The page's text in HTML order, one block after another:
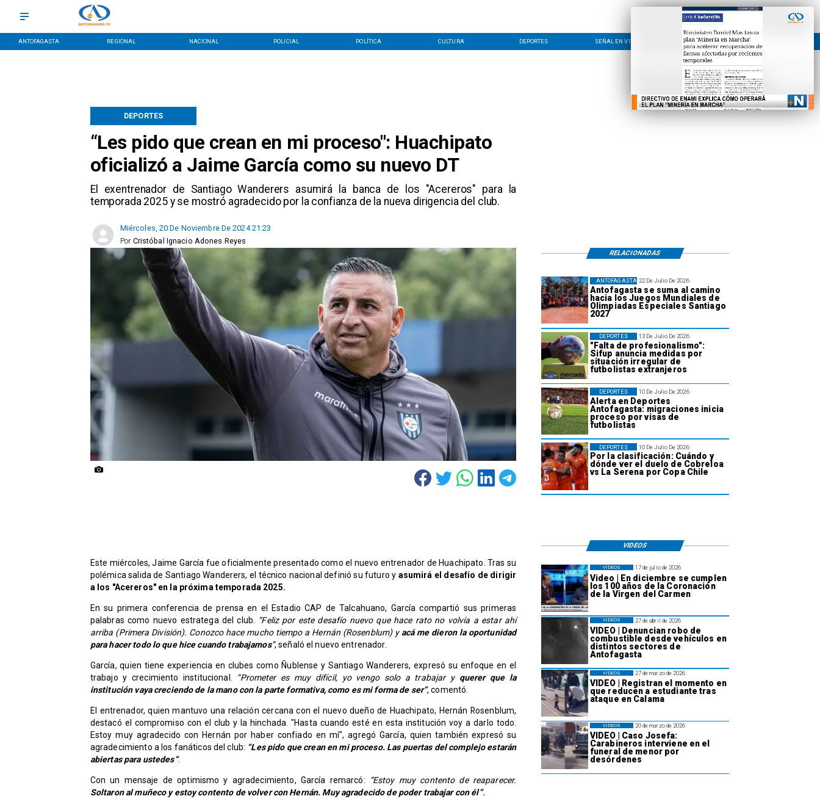
ANTOFAGASTA REGIONAL NACIONAL POLICIAL POLÍTICA CULTURA DEPORTES SEÑAL EN VIVO CONTACTO
“Les pido que crean en mi proceso": Huachipato
oficializó a Jaime García como su nuevo DT
​El exentrenador de Santiago Wanderers asumirá la banca de los "Acereros" para la
temporada 2025 y se mostró agradecido por la confianza de la nueva dirigencia del club.
DEPORTES
Miércoles, 20 De Noviembre De 2024 21:23
Cristóbal Ignacio Adones Reyes
Por
22 De Julio De 2026
Antofagasta se suma al camino
hacia los Juegos Mundiales de
Olimpiadas Especiales Santiago
2027
ANTOFAGASTA
13 De Julio De 2026
"Falta de profesionalismo":
Sifup anuncia medidas por
situación irregular de
futbolistas extranjeros
DEPORTES
10 De Julio De 2026
Alerta en Deportes
Antofagasta: migraciones inicia
proceso por visas de
futbolistas
DEPORTES
10 De Julio De 2026
Por la clasificación: Cuándo y
dónde ver el duelo de Cobreloa
vs La Serena por Copa Chile
DEPORTES
RELACIONADAS
Este miércoles, Jaime García fue oficialmente presentado como el nuevo entrenador de Huachipato. Tras su
polémica salida de Santiago Wanderers, el técnico nacional definió su futuro y asumirá el desafío de dirigir
a los "Acereros" en la próxima temporada 2025.
En su primera conferencia de prensa en el Estadio CAP de Talcahuano, García compartió sus primeras
palabras como nuevo estratega del club. “Feliz por este desafío nuevo que hace rato no volvía a estar ahí
arriba (Primera División). Conozco hace mucho tiempo a Hernán (Rosenblum) y acá me dieron la oportunidad
para hacer todo lo que hice cuando trabajamos”, señaló el nuevo entrenador.
García, quien tiene experiencia en clubes como Ñublense y Santiago Wanderers, expresó su enfoque en el
trabajo y crecimiento institucional.
“Prometer es muy difícil, yo vengo solo a trabajar yquerer que la
institución vaya creciendo de la mano con la parte formativa, como es mi forma de ser”, comentó.
El entrenador, quien mantuvo una relación cercana con el nuevo dueño de Huachipato, Hernán Rosenblum,
destacó el compromiso con el club y la hinchada. "Hasta cuando esté en esta institución voy a darlo todo.
Estoy muy agradecido con Hernán por haber confiado en mí", agregó García, quien también expresó su
agradecimiento a los fanáticos del club: “Les pido que crean en mi proceso. Las puertas del complejo estarán
abiertas para ustedes”.
Con un mensaje de optimismo y agradecimiento, García remarcó:
“Estoy muy contento de reaparecer.
Soltaron al muñeco y estoy contento de volver con Hernán. Muy agradecido de poder trabajar con él”.
VIDEOS
17 de julio de 2026
Video | En diciembre se cumplen
los 100 años de la Coronación
de la Virgen del Carmen
VIDEOS
27 de abril de 2026
VIDEO | Denuncian robo de
combustible desde vehículos en
distintos sectores de
Antofagasta
VIDEOS
27 de marzo de 2026
VIDEO | Registran el momento en
que reducen a estudiante tras
ataque en Calama
VIDEOS
20 de marzo de 2026
VIDEO | Caso Josefa:
Carabineros interviene en el
funeral de menor por
desórdenes
VIDEOS